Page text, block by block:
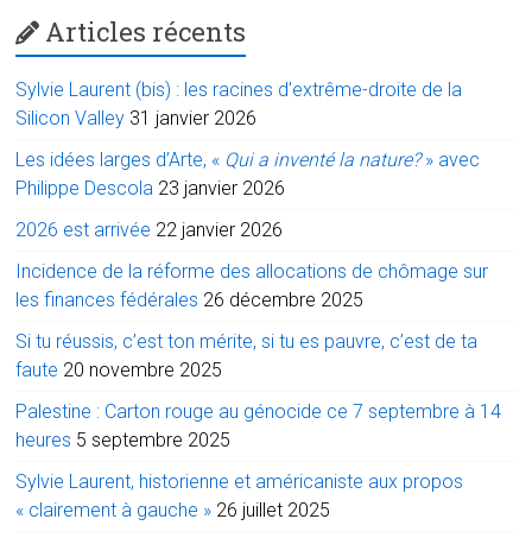
Articles récents
Sylvie Laurent (bis) : les racines d’extrême-droite de la
Silicon Valley 31 janvier 2026
Les idées larges d’Arte, « Qui a inventé la nature?» avec
Philippe Descola 23 janvier 2026
2026 est arrivée 22 janvier 2026
Incidence de la réforme des allocations de chômage sur
les finances fédérales 26 décembre 2025
Si tu réussis, c’est ton mérite, si tu es pauvre, c’est de ta
faute 20 novembre 2025
Palestine : Carton rouge au génocide ce 7 septembre à 14
heures 5 septembre 2025
Sylvie Laurent, historienne et américaniste aux propos
« clairement à gauche » 26 juillet 2025